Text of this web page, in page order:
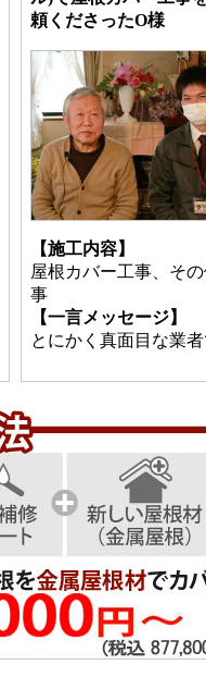
頼くださったO様
【施工内容】
屋根カバー工事、そ
事
【一言メッセージ】
とにかく真面目な業